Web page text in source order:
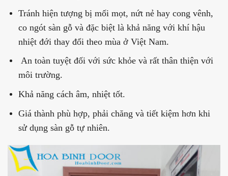
Tránh hiện tượng bị mối mọt, nứt nẻ hay cong vênh,
co ngót sàn gỗ và đặc biệt là khả năng với khí hậu
nhiệt đới thay đổi theo mùa ở Việt Nam.
An toàn tuyệt đối với sức khỏe và rất thân thiện với
môi trường.
Khả năng cách âm, nhiệt tốt.
Giá thành phù hợp, phải chăng và tiết kiệm hơn khi
sử dụng sàn gỗ tự nhiên.